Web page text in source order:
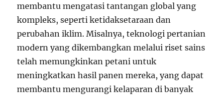
membantu mengatasi tantangan global yang
kompleks, seperti ketidaksetaraan dan
perubahan iklim. Misalnya, teknologi pertanian
modern yang dikembangkan melalui riset sains
telah memungkinkan petani untuk
meningkatkan hasil panen mereka, yang dapat
membantu mengurangi kelaparan di banyak